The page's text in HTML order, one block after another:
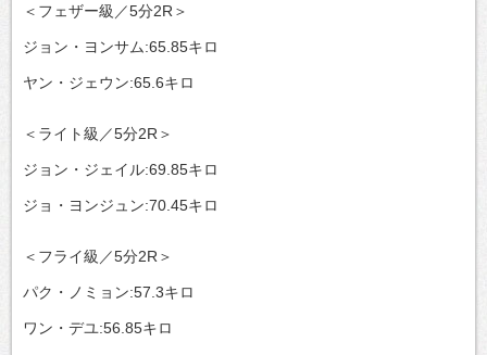
＜フェザー級／5分2R＞
ジョン・ヨンサム:65.85キロ
ヤン・ジェウン:65.6キロ
＜ライト級／5分2R＞
ジョン・ジェイル:69.85キロ
ジョ・ヨンジュン:70.45キロ
＜フライ級／5分2R＞
パク・ノミョン:57.3キロ
ワン・デユ:56.85キロ